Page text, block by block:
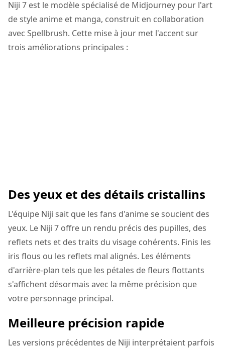
Niji 7 est le modèle spécialisé de Midjourney pour l'art
de style anime et manga, construit en collaboration
avec Spellbrush. Cette mise à jour met l'accent sur
trois améliorations principales :
Des yeux et des détails cristallins
L'équipe Niji sait que les fans d'anime se soucient des
yeux. Le Niji 7 offre un rendu précis des pupilles, des
reflets nets et des traits du visage cohérents. Finis les
iris flous ou les reflets mal alignés. Les éléments
d'arrière-plan tels que les pétales de fleurs flottants
s'affichent désormais avec la même précision que
votre personnage principal.
Meilleure précision rapide
Les versions précédentes de Niji interprétaient parfois